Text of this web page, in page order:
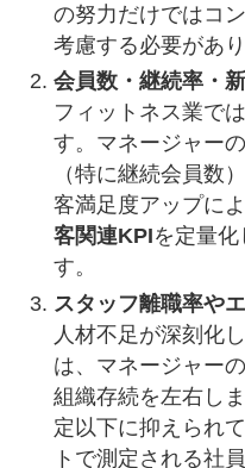
の努力だけではコ
考慮する必要があり
会員数・継続率・
フィットネス業で
す。マネージャー
（特に継続会員数
客満足度アップに
客関連KPIを定量
す。
スタッフ離職率や
人材不足が深刻化
は、マネージャー
組織存続を左右し
定以下に抑えられ
トで測定される社